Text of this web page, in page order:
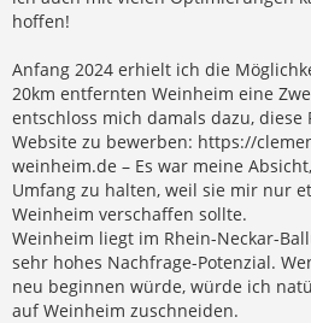
hoffen!
Anfang 2024 erhielt ich die
20km entfernten Weinheim eine
entschloss mich damals dazu, diese
Website zu bewerben: https://
weinheim.de – Es war meine
Umfang zu halten, weil sie mir nur
Weinheim verschaffen sollte.
Weinheim liegt im Rhein-Neckar-
sehr hohes Nachfrage-Potenzial.
neu beginnen würde, würde ich
auf Weinheim zuschneiden.